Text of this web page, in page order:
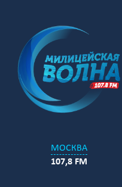
МОСКВА
107,8 FM